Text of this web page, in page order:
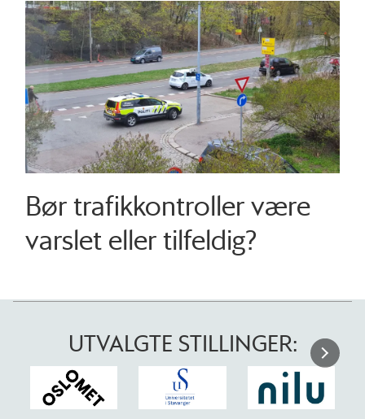
Bør trafikkontroller være
varslet eller tilfeldig?
UTVALGTE STILLINGER: